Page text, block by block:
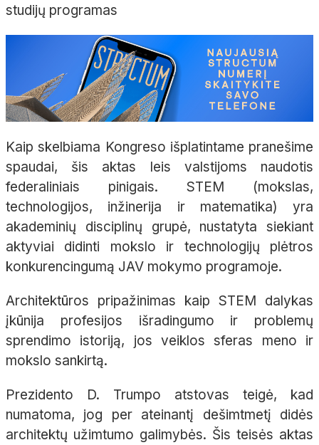
studijų programas
Kaip skelbiama Kongreso išplatintame pranešime
spaudai, šis aktas leis valstijoms naudotis
federaliniais pinigais. STEM (mokslas,
technologijos, inžinerija ir matematika) yra
akademinių disciplinų grupė, nustatyta siekiant
aktyviai didinti mokslo ir technologijų plėtros
konkurencingumą JAV mokymo programoje.
Architektūros pripažinimas kaip STEM dalykas
įkūnija profesijos išradingumo ir problemų
sprendimo istoriją, jos veiklos sferas meno ir
mokslo sankirtą.
Prezidento D. Trumpo atstovas teigė, kad
numatoma, jog per ateinantį dešimtmetį didės
architektų užimtumo galimybės. Šis teisės aktas